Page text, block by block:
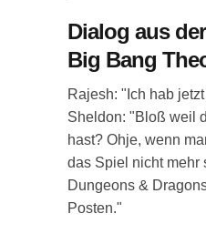
Dialog aus
Big Bang
Rajesh: "Ich hab
Sheldon: "Bloß weil
hast? Ohje, wenn
das Spiel nicht mehr
Dungeons &
Posten."